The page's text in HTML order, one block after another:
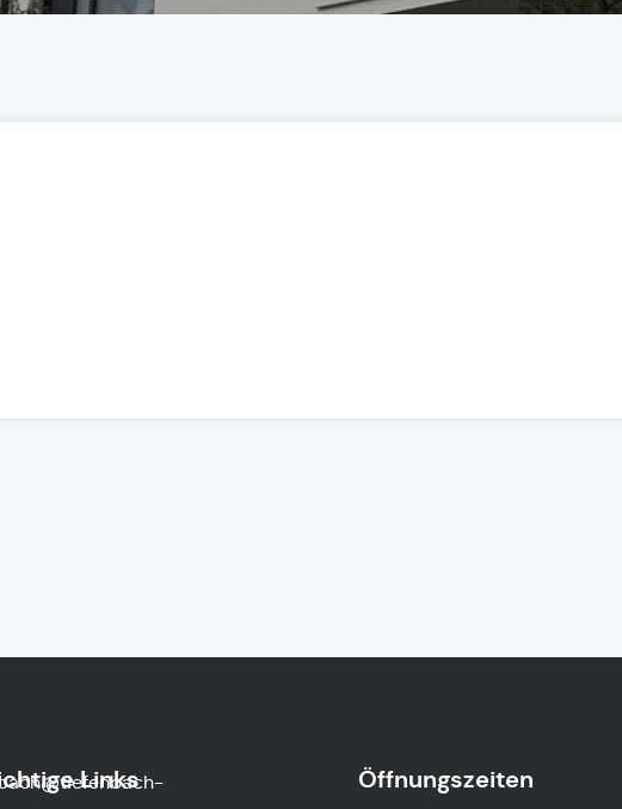
Links Öffnungszeiten